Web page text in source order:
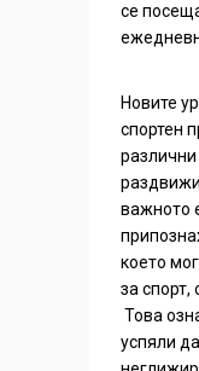
се
Новите
спортен
важното
което
за спорт,
Това
успяли